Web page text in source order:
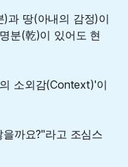
과 땅(아내의 감정)이
분(乾)이 있어도 현
소외감(Context)'이
까요?"라고 조심스